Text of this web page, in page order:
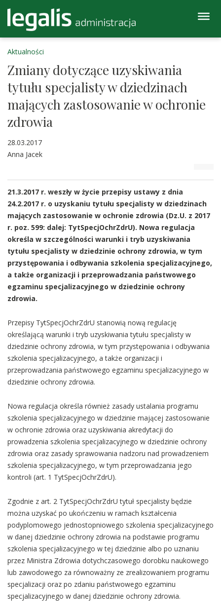
Aktualności
Zmiany dotyczące uzyskiwania
tytułu specjalisty w dziedzinach
mających zastosowanie w ochronie
zdrowia
28.03.2017
Anna Jacek
21.3.2017 r. weszły w życie przepisy ustawy z dnia
24.2.2017 r. o uzyskaniu tytułu specjalisty w dziedzinach
mających zastosowanie w ochronie zdrowia (Dz.U. z 2017
r. poz. 599: dalej: TytSpecjOchrZdrU). Nowa regulacja
określa w szczególności warunki i tryb uzyskiwania
tytułu specjalisty w dziedzinie ochrony zdrowia, w tym
przystępowania i odbywania szkolenia specjalizacyjnego,
a także organizacji i przeprowadzania państwowego
egzaminu specjalizacyjnego w dziedzinie ochrony
zdrowia.
Przepisy TytSpecjOchrZdrU stanowią nową regulację
określającą warunki i tryb uzyskiwania tytułu specjalisty w
dziedzinie ochrony zdrowia, w tym przystępowania i odbywania
szkolenia specjalizacyjnego, a także organizacji i
przeprowadzania państwowego egzaminu specjalizacyjnego w
dziedzinie ochrony zdrowia.
Nowa regulacja określa również zasady ustalania programu
szkolenia specjalizacyjnego w dziedzinie mającej zastosowanie
w ochronie zdrowia oraz uzyskiwania akredytacji do
prowadzenia szkolenia specjalizacyjnego w dziedzinie ochrony
zdrowia oraz zasady sprawowania nadzoru nad prowadzeniem
szkolenia specjalizacyjnego, w tym przeprowadzania jego
kontroli (art. 1 TytSpecjOchrZdrU).
Zgodnie z art. 2 TytSpecjOchrZdrU tytuł specjalisty będzie
można uzyskać po ukończeniu w ramach kształcenia
podyplomowego jednostopniowego szkolenia specjalizacyjnego
w danej dziedzinie ochrony zdrowia na podstawie programu
szkolenia specjalizacyjnego w tej dziedzinie albo po uznaniu
przez Ministra Zdrowia dotychczasowego dorobku naukowego
lub zawodowego za równoważny ze zrealizowaniem programu
specjalizacji oraz po zdaniu państwowego egzaminu
specjalizacyjnego w danej dziedzinie ochrony zdrowia.